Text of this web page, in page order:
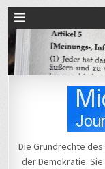
Michael Voß
Die Grundrechte
der Demokratie.